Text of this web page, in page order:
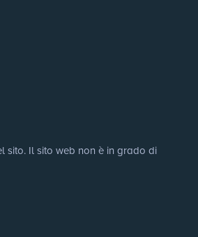
sito. Il sito web non è in grado di